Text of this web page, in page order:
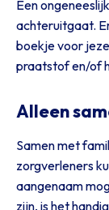
Een
achteruitgaat.
boekje voor
praatstof en/of
Alleen
Samen met
zorgverleners
aangenaam
zijn, is het